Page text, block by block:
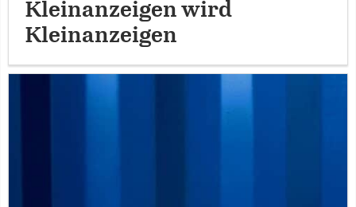
Kleinanzeigen wird
Kleinanzeigen